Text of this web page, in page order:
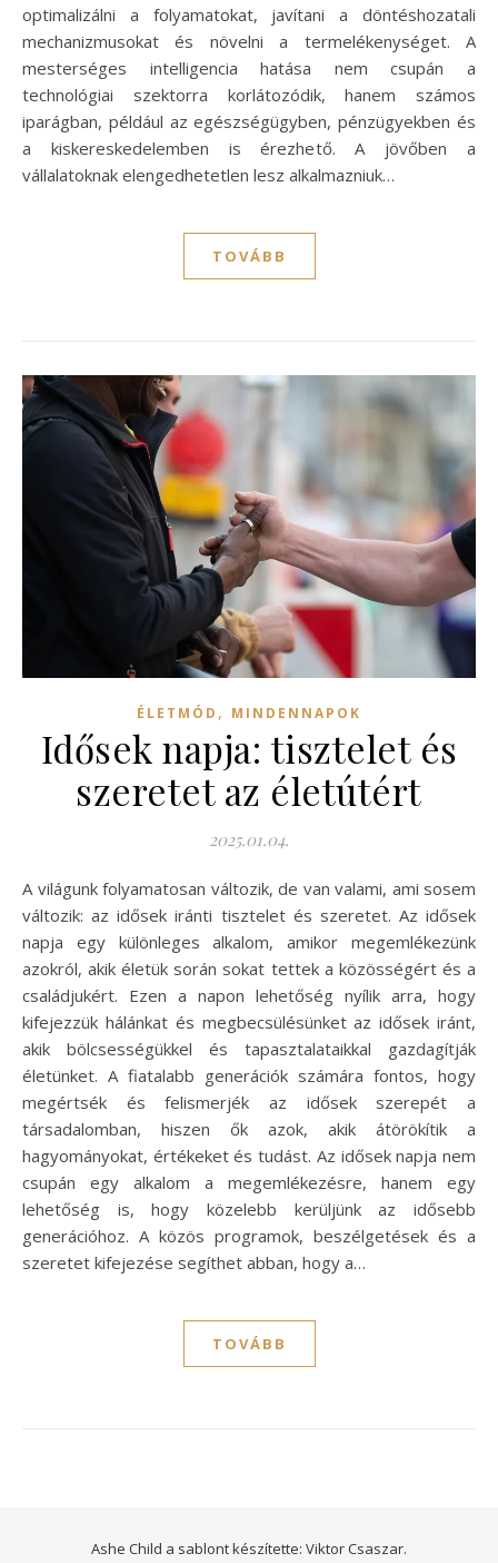
optimalizálni a folyamatokat, javítani a döntéshozatali
mechanizmusokat és növelni a termelékenységet. A
mesterséges intelligencia hatása nem csupán a
technológiai szektorra korlátozódik, hanem számos
iparágban, például az egészségügyben, pénzügyekben és
a kiskereskedelemben is érezhető. A jövőben a
vállalatoknak elengedhetetlen lesz alkalmazniuk…
TOVÁBB
ÉLETMÓD , MINDENNAPOK
Idősek napja: tisztelet és
szeretet az életútért
2025.01.04.
A világunk folyamatosan változik, de van valami, ami sosem
változik: az idősek iránti tisztelet és szeretet. Az idősek
napja egy különleges alkalom, amikor megemlékezünk
azokról, akik életük során sokat tettek a közösségért és a
családjukért. Ezen a napon lehetőség nyílik arra, hogy
kifejezzük hálánkat és megbecsülésünket az idősek iránt,
akik bölcsességükkel és tapasztalataikkal gazdagítják
életünket. A fiatalabb generációk számára fontos, hogy
megértsék és felismerjék az idősek szerepét a
társadalomban, hiszen ők azok, akik átörökítik a
hagyományokat, értékeket és tudást. Az idősek napja nem
csupán egy alkalom a megemlékezésre, hanem egy
lehetőség is, hogy közelebb kerüljünk az idősebb
generációhoz. A közös programok, beszélgetések és a
szeretet kifejezése segíthet abban, hogy a…
TOVÁBB
Ashe Child a sablont készítette: Viktor Csaszar.